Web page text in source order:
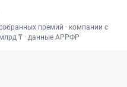
премий · компании с
₸ · данные АРРФР